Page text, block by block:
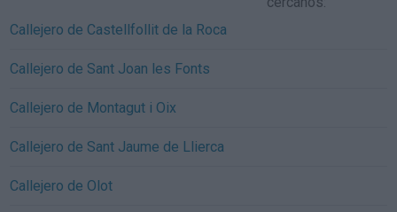
Callejero de Castellfollit de la Roca
Callejero de Sant Joan les Fonts
Callejero de Montagut i Oix
Callejero de Sant Jaume de Llierca
Callejero de Olot